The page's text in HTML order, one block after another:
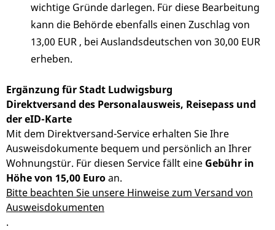
wichtige Gründe darlegen. Für diese Bearbeitung
kann die Behörde ebenfalls einen Zuschlag von
13,00 EUR , bei Auslandsdeutschen von 30,00 EUR
erheben.
Ergänzung für Stadt Ludwigsburg
Direktversand des Personalausweis, Reisepass und
der eID-Karte
Mit dem Direktversand-Service erhalten Sie Ihre
Ausweisdokumente bequem und persönlich an Ihrer
Wohnungstür. Für diesen Service fällt eine Gebühr in
Höhe von 15,00 Euroan.
Bitte beachten Sie unsere Hinweise zum Versand von
Ausweisdokumenten
.